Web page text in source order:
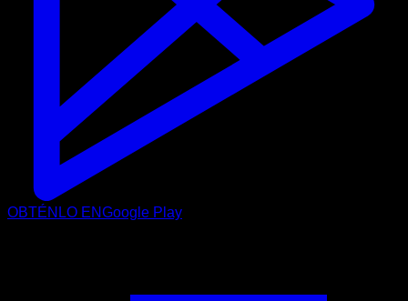
OBTÉNLO ENGoogle Play